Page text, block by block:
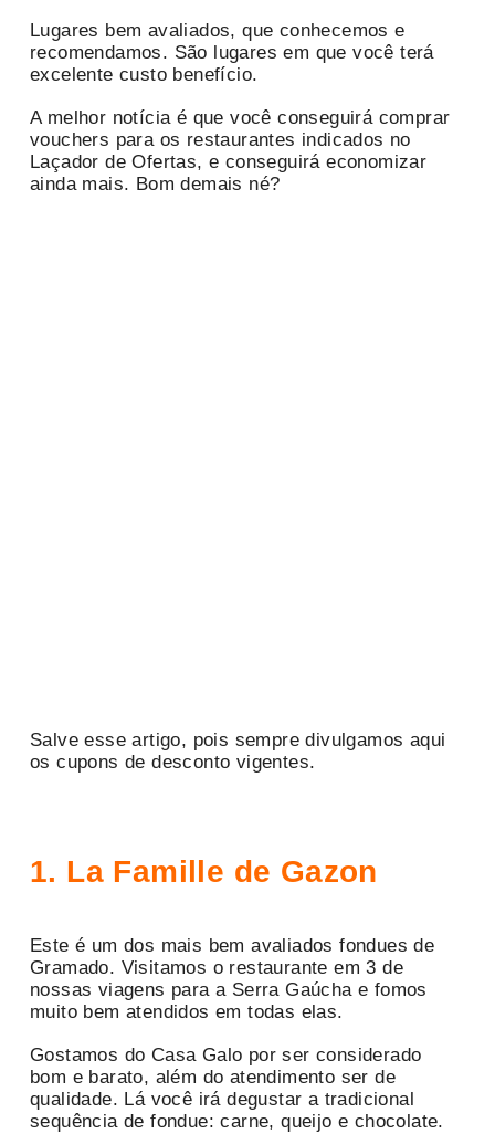
Lugares bem avaliados, que conhecemos e
recomendamos. São lugares em que você terá
excelente custo benefício.
A melhor notícia é que você conseguirá comprar
vouchers para os restaurantes indicados no
Laçador de Ofertas, e conseguirá economizar
ainda mais. Bom demais né?
Salve esse artigo, pois sempre divulgamos aqui
os cupons de desconto vigentes.
1. La Famille de Gazon
Este é um dos mais bem avaliados fondues de
Gramado. Visitamos o restaurante em 3 de
nossas viagens para a Serra Gaúcha e fomos
muito bem atendidos em todas elas.
Gostamos do Casa Galo por ser considerado
bom e barato, além do atendimento ser de
qualidade. Lá você irá degustar a tradicional
sequência de fondue: carne, queijo e chocolate.